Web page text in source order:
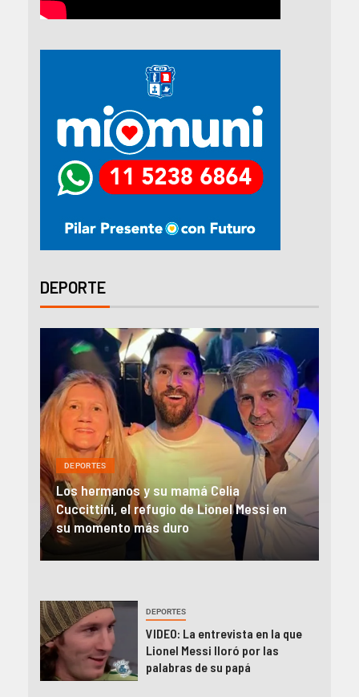
DEPORTE
DEPORTES
El impacto de la muerte de Jorge Messi
en la prensa internacional: «Clave en el
camino de Lionel a la cima»
DEPORTES
VIDEO: La entrevista en la que
Lionel Messi lloró por las
palabras de su papá